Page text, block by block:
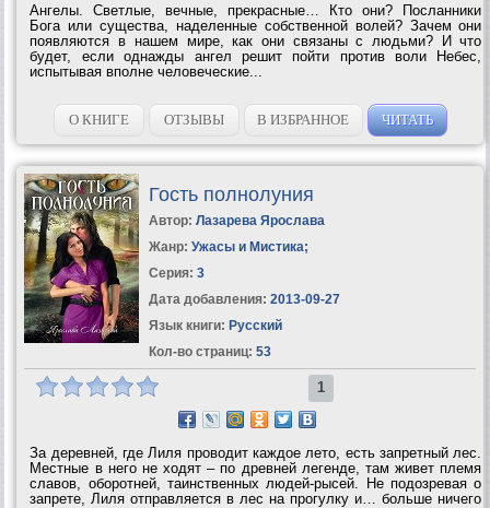
Ангелы. Светлые, вечные, прекрасные… Кто они? Посланники
Бога или существа, наделенные собственной волей? Зачем они
появляются в нашем мире, как они связаны с людьми? И что
будет, если однажды ангел решит пойти против воли Небес,
испытывая вполне человеческие...
О КНИГЕ ОТЗЫВЫ В ИЗБРАННОЕ ЧИТАТЬ
Гость полнолуния
Автор: Лазарева Ярослава
Жанр: Ужасы и Мистика;
Серия: 3
Дата добавления: 2013-09-27
Язык книги: Русский
Кол-во страниц: 53
1
За деревней, где Лиля проводит каждое лето, есть запретный лес.
Местные в него не ходят – по древней легенде, там живет племя
славов, оборотней, таинственных людей-рысей. Не подозревая о
запрете, Лиля отправляется в лес на прогулку и… больше ничего